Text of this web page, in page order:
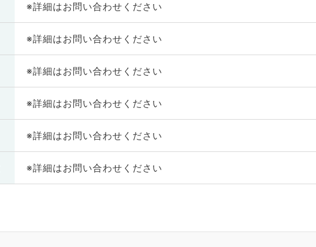
※詳細はお問い合わせください
※詳細はお問い合わせください
※詳細はお問い合わせください
※詳細はお問い合わせください
※詳細はお問い合わせください
※詳細はお問い合わせください